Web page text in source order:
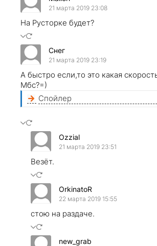
21 марта 2019 23:08
На Русторке будет?
Снег
21 марта 2019 23:19
А быстро если,то это какая
Мбс?=)
Спойлер
Ozzial
21 марта 2019 23:51
Везёт.
OrkinatoR
22 марта 2019 15:55
стою на раздаче.
new_grab